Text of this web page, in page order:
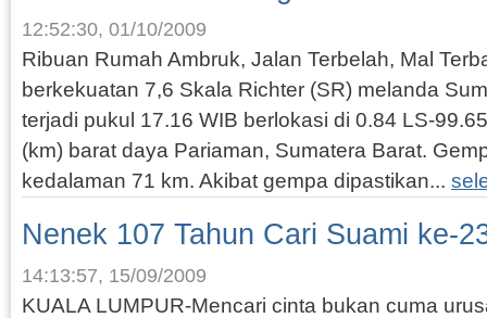
12:52:30, 01/10/2009
Ribuan Rumah Ambruk, Jalan Terbelah, Mal
berkekuatan 7,6 Skala Richter (SR) melanda
terjadi pukul 17.16 WIB berlokasi di 0.84 LS-
(km) barat daya Pariaman, Sumatera Barat.
kedalaman 71 km. Akibat gempa dipastikan...
Nenek 107 Tahun Cari Suami ke-
14:13:57, 15/09/2009
KUALA LUMPUR-Mencari cinta bukan cuma